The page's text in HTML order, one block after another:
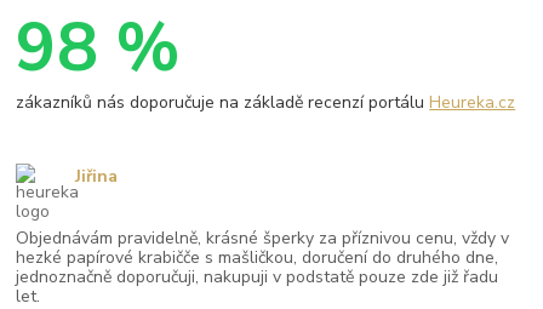
98 %
zákazníků nás doporučuje na základě recenzí portáluHeureka.cz
Objednávám pravidelně, krásné šperky za příznivou cenu, vždy v
hezké papírové krabičče s mašličkou, doručení do druhého dne,
jednoznačně doporučuji, nakupuji v podstatě pouze zde již řadu
let.
Jiřina